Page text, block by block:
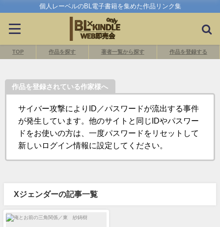
個人レーベルのBL電子書籍を集めた作品リンク集
TOP 作品を探す 著者一覧から探す 作品を登録する
作品を登録されている作家様へ
サイバー攻撃によりID／パスワードが流出する事件
が発生しています。他のサイトと同じIDやパスワー
ドをお使いの方は、一度パスワードをリセットして
新しいログイン情報に設定してください。
Xジェンダーの記事一覧